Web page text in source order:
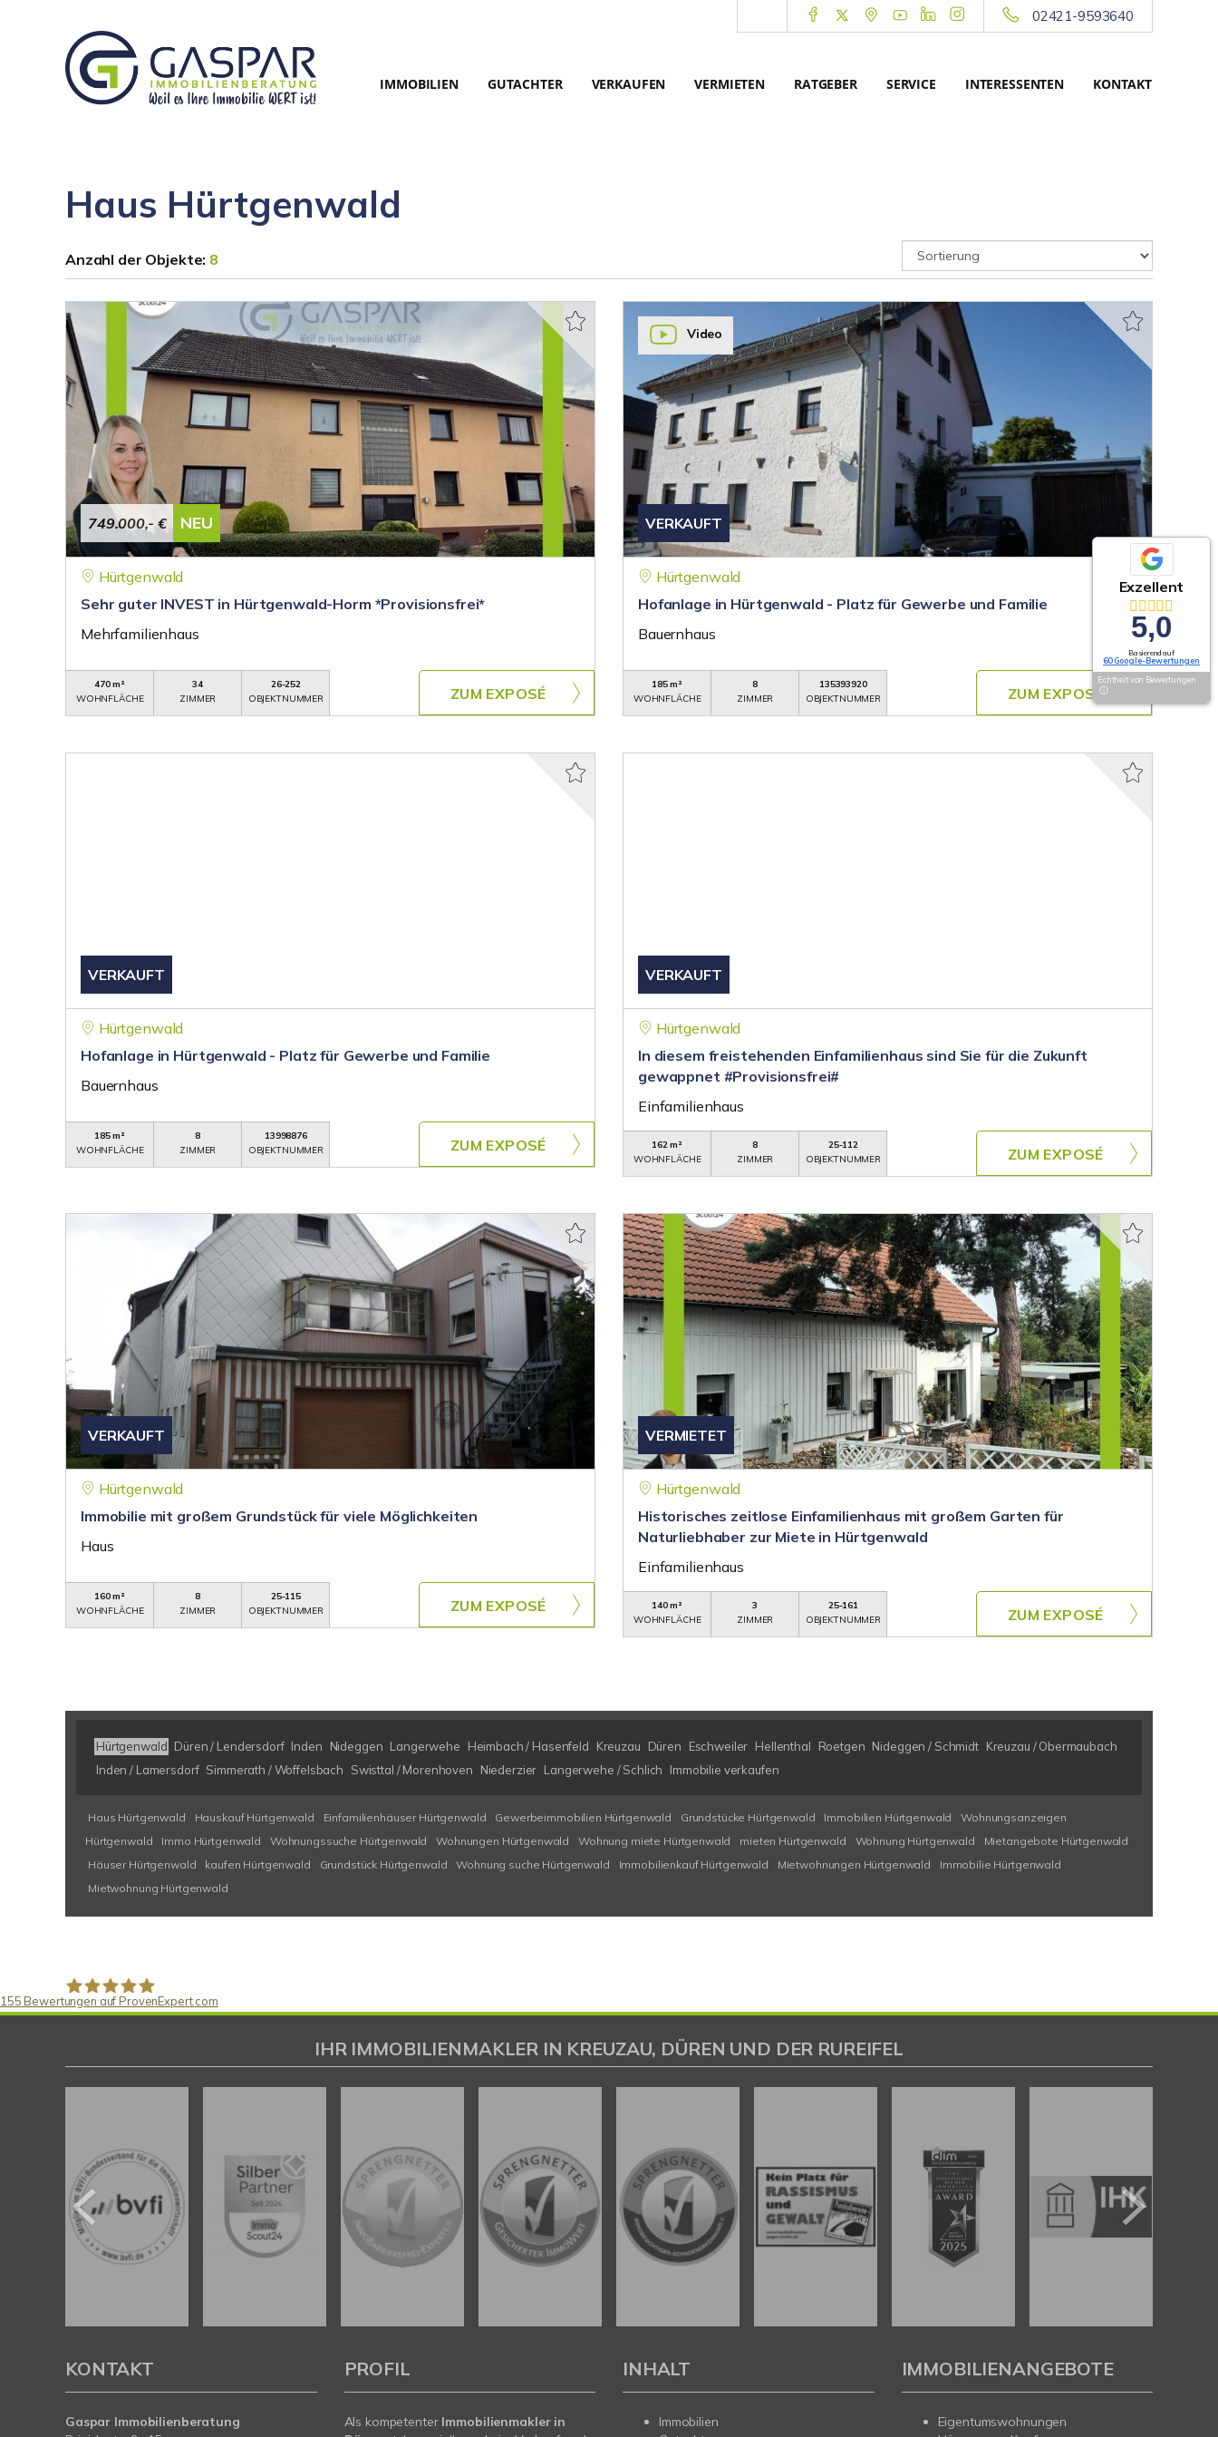
02421-9593640
IMMOBILIEN GUTACHTER VERKAUFEN VERMIETEN RATGEBER SERVICE INTERESSENTEN KONTAKT
Haus Hürtgenwald
Anzahl der Objekte: 8
749.000,- € NEU
Hürtgenwald
Sehr guter INVEST in Hürtgenwald-Horm *Provisionsfrei*
Mehrfamilienhaus
470 m²
WOHNFLÄCHE
34
ZIMMER
26-252
OBJEKTNUMMER
ZUM EXPOSÉ
VERKAUFT
Video
Hürtgenwald
Hofanlage in Hürtgenwald - Platz für Gewerbe und Familie
Bauernhaus
185 m²
WOHNFLÄCHE
8
ZIMMER
135393920
OBJEKTNUMMER
ZUM EXPOSÉ
VERKAUFT
Hürtgenwald
Hofanlage in Hürtgenwald - Platz für Gewerbe und Familie
Bauernhaus
185 m²
WOHNFLÄCHE
8
ZIMMER
13998876
OBJEKTNUMMER
ZUM EXPOSÉ
VERKAUFT
Hürtgenwald
In diesem freistehenden Einfamilienhaus sind Sie für die Zukunft
gewappnet #Provisionsfrei#
Einfamilienhaus
162 m²
WOHNFLÄCHE
8
ZIMMER
25-112
OBJEKTNUMMER
ZUM EXPOSÉ
VERKAUFT
Hürtgenwald
Immobilie mit großem Grundstück für viele Möglichkeiten
Haus
160 m²
WOHNFLÄCHE
8
ZIMMER
25-115
OBJEKTNUMMER
ZUM EXPOSÉ
VERMIETET
Hürtgenwald
Historisches zeitlose Einfamilienhaus mit großem Garten für
Naturliebhaber zur Miete in Hürtgenwald
Einfamilienhaus
140 m²
WOHNFLÄCHE
3
ZIMMER
25-161
OBJEKTNUMMER
ZUM EXPOSÉ
Hürtgenwald Düren / Lendersdorf Inden Nideggen Langerwehe Heimbach / Hasenfeld Kreuzau Düren Eschweiler Hellenthal Roetgen Nideggen / Schmidt Kreuzau / Obermaubach
Inden / Lamersdorf Simmerath / Woffelsbach Swisttal / Morenhoven Niederzier Langerwehe / Schlich Immobilie verkaufen
Haus Hürtgenwald Hauskauf Hürtgenwald Einfamilienhäuser Hürtgenwald Gewerbeimmobilien Hürtgenwald Grundstücke Hürtgenwald Immobilien Hürtgenwald
Wohnungsanzeigen
Hürtgenwald
Immo Hürtgenwald Wohnungssuche Hürtgenwald Wohnungen Hürtgenwald Wohnung miete Hürtgenwald mieten Hürtgenwald Wohnung Hürtgenwald
Mietangebote Hürtgenwald
Häuser Hürtgenwald
kaufen Hürtgenwald Grundstück Hürtgenwald Wohnung suche Hürtgenwald Immobilienkauf Hürtgenwald Mietwohnungen Hürtgenwald
Immobilie Hürtgenwald
Mietwohnung Hürtgenwald
Exzellent
5,0
Basierend auf
60 Google-Bewertungen
Echtheit von Bewertungen
155 Bewertungen auf ProvenExpert.com
IHR IMMOBILIENMAKLER IN KREUZAU, DÜREN UND DER RUREIFEL
KONTAKT
Gaspar Immobilienberatung
PROFIL
Als kompetenter Immobilienmakler in
INHALT
Immobilien
IMMOBILIENANGEBOTE
Eigentumswohnungen